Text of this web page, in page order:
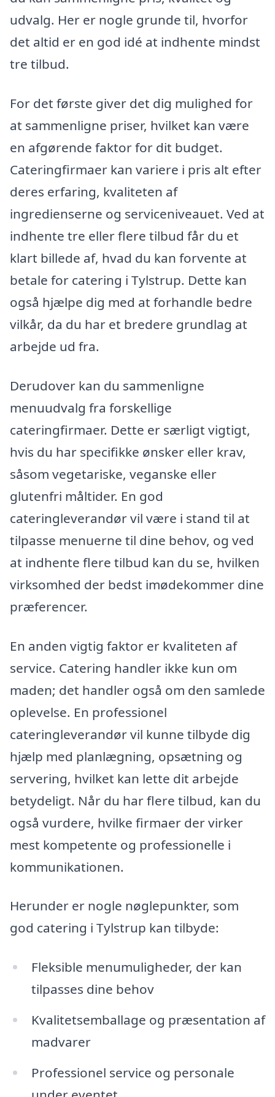
udvalg. Her er nogle grunde til, hvorfor
det altid er en god idé at indhente mindst
tre tilbud.
For det første giver det dig mulighed for
at sammenligne priser, hvilket kan være
en afgørende faktor for dit budget.
Cateringfirmaer kan variere i pris alt efter
deres erfaring, kvaliteten af
ingredienserne og serviceniveauet. Ved at
indhente tre eller flere tilbud får du et
klart billede af, hvad du kan forvente at
betale for catering i Tylstrup. Dette kan
også hjælpe dig med at forhandle bedre
vilkår, da du har et bredere grundlag at
arbejde ud fra.
Derudover kan du sammenligne
menuudvalg fra forskellige
cateringfirmaer. Dette er særligt vigtigt,
hvis du har specifikke ønsker eller krav,
såsom vegetariske, veganske eller
glutenfri måltider. En god
cateringleverandør vil være i stand til at
tilpasse menuerne til dine behov, og ved
at indhente flere tilbud kan du se, hvilken
virksomhed der bedst imødekommer dine
præferencer.
En anden vigtig faktor er kvaliteten af
service. Catering handler ikke kun om
maden; det handler også om den samlede
oplevelse. En professionel
cateringleverandør vil kunne tilbyde dig
hjælp med planlægning, opsætning og
servering, hvilket kan lette dit arbejde
betydeligt. Når du har flere tilbud, kan du
også vurdere, hvilke firmaer der virker
mest kompetente og professionelle i
kommunikationen.
Herunder er nogle nøglepunkter, som
god catering i Tylstrup kan tilbyde:
Fleksible menumuligheder, der kan
tilpasses dine behov
Kvalitetsemballage og præsentation af
madvarer
Professionel service og personale